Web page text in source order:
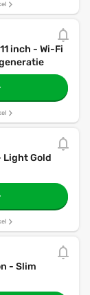
inch - Wi-Fi
Light Gold
- Slim